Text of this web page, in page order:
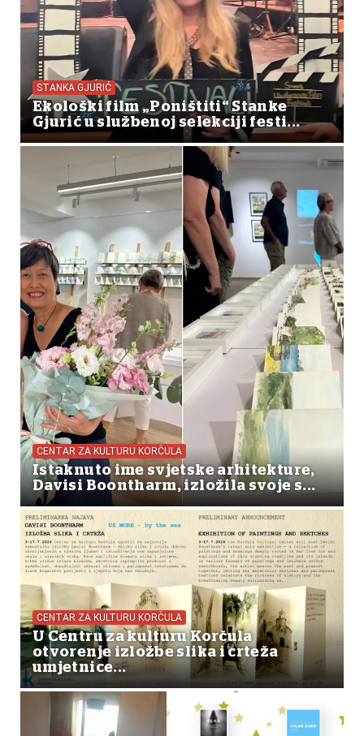
STANKA GJURIĆ
Ekološki film „Poništiti“ Stanke
Gjurić u službenoj selekciji festi...
CENTAR ZA KULTURU KORČULA
Istaknuto ime svjetske arhitekture,
Davisi Boontharm, izložila svoje s...
CENTAR ZA KULTURU KORČULA
U Centru za kulturu Korčula
otvorenje izložbe slika i crteža
umjetnice...